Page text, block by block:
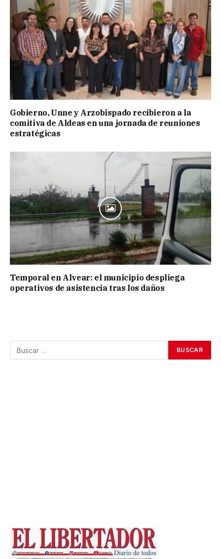
Gobierno, Unne y Arzobispado recibieron a la
comitiva de Aldeas en una jornada de reuniones
estratégicas
Temporal en Alvear: el municipio despliega
operativos de asistencia tras los daños